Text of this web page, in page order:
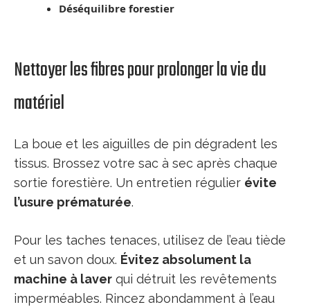
Déséquilibre forestier
Nettoyer les fibres pour prolonger la vie du
matériel
La boue et les aiguilles de pin dégradent les
tissus. Brossez votre sac à sec après chaque
sortie forestière. Un entretien régulier évite
l’usure prématurée.
Pour les taches tenaces, utilisez de l’eau tiède
et un savon doux. Évitez absolument la
machine à laver qui détruit les revêtements
imperméables. Rincez abondamment à l’eau